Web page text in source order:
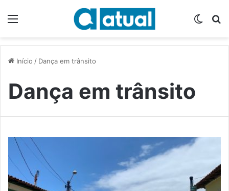
Início / Dança em trânsito
Dança em trânsito